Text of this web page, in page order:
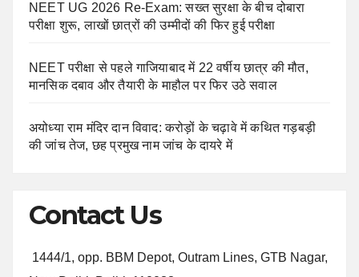
NEET UG 2026 Re-Exam: सख्त सुरक्षा के बीच दोबारा
परीक्षा शुरू, लाखों छात्रों की उम्मीदों की फिर हुई परीक्षा
NEET परीक्षा से पहले गाजियाबाद में 22 वर्षीय छात्र की मौत,
मानसिक दबाव और तैयारी के माहौल पर फिर उठे सवाल
अयोध्या राम मंदिर दान विवाद: करोड़ों के चढ़ावे में कथित गड़बड़ी
की जांच तेज, छह प्रमुख नाम जांच के दायरे में
Contact Us
1444/1, opp. BBM Depot, Outram Lines, GTB Nagar,